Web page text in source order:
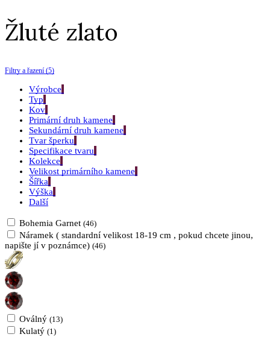
Žluté zlato
Filtry a řazení (5)
Výrobce
Typ
Kov
Primární druh kamene
Sekundární druh kamene
Tvar šperku
Specifikace tvaru
Kolekce
Velikost primárního kamene
Šířka
Výška
Další
Bohemia Garnet (46)
Náramek ( standardní velikost 18-19 cm , pokud chcete jinou,
napište jí v poznámce) (46)
Oválný (13)
Kulatý (1)